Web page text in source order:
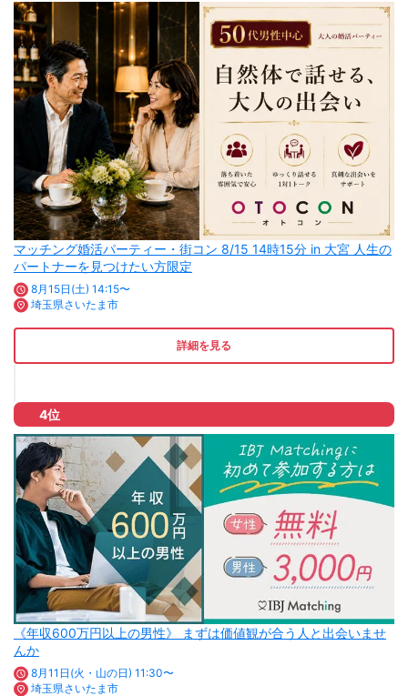
マッチング婚活パーティー・街コン 8/15 14時15分 in 大宮 人生の
パートナーを見つけたい方限定
8月15日(土) 14:15〜
埼玉県さいたま市
詳細を見る
4位
《年収600万円以上の男性》 まずは価値観が合う人と出会いませ
んか
8月11日(火・山の日) 11:30〜
埼玉県さいたま市